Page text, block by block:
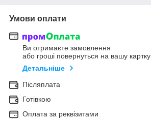
Умови оплати
Ви отримаєте замовлення
або гроші повернуться на вашу картку
Детальніше
Післяплата
Готівкою
Оплата за реквізитами